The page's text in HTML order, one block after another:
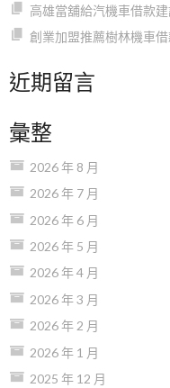
高雄當舖給汽機車借款
創業加盟推薦樹林機車
近期留言
彙整
2026 年 8 月
2026 年 7 月
2026 年 6 月
2026 年 5 月
2026 年 4 月
2026 年 3 月
2026 年 2 月
2026 年 1 月
2025 年 12 月